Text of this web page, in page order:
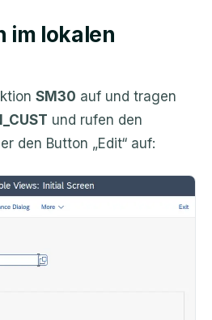
im lokalen
SM30 auf und tragen
und rufen den
den Button „Edit“ auf: